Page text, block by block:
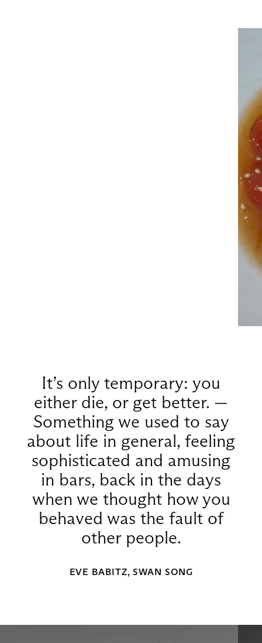
It’s only temporary: you
either die, or get better. —
Something we used to say
about life in general, feeling
sophisticated and amusing
in bars, back in the days
when we thought how you
behaved was the fault of
other people.
EVE BABITZ, SWAN SONG